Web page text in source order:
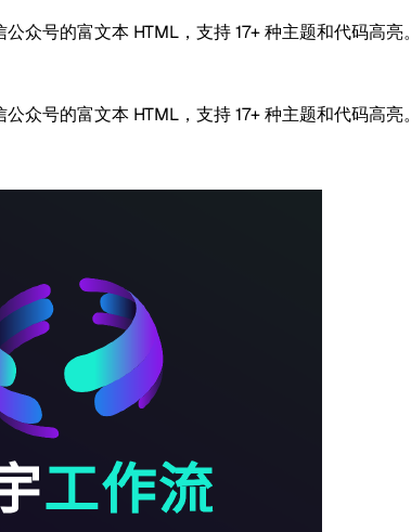
众号的富文本 HTML，支持 17+ 种主题和代码高亮。
众号的富文本 HTML，支持 17+ 种主题和代码高亮。